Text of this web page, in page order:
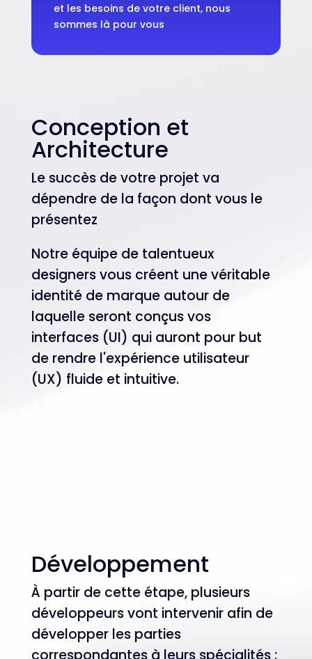
et les besoins de votre client, nous
sommes là pour vous
Conception et
Architecture
Le succès de votre projet va
dépendre de la façon dont vous le
présentez
Notre équipe de talentueux
designers vous créent une véritable
identité de marque autour de
laquelle seront conçus vos
interfaces (UI) qui auront pour but
de rendre l'expérience utilisateur
(UX) fluide et intuitive.
Développement
À partir de cette étape, plusieurs
développeurs vont intervenir afin de
développer les parties
correspondantes à leurs spécialités :